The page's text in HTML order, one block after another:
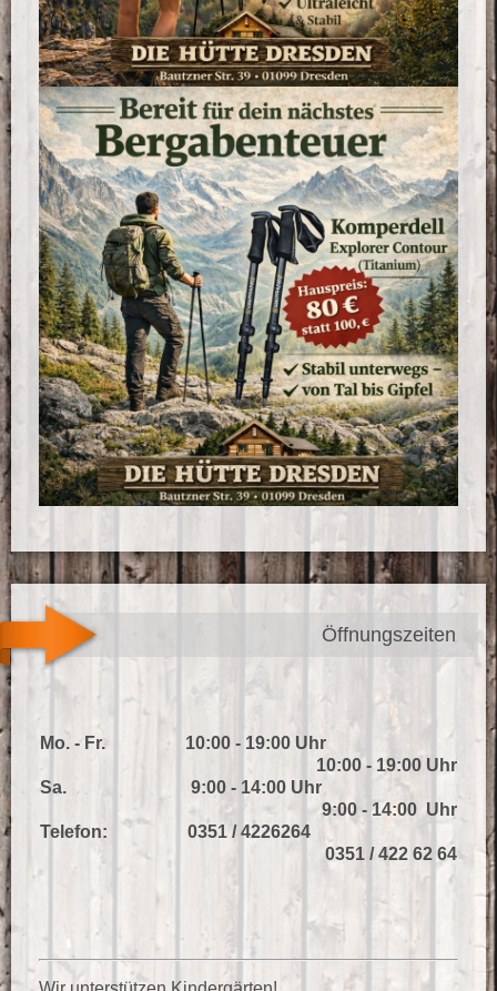
Öffnungszeiten
Mo. - Fr. 10:00 - 19:00 Uhr
10:00 - 19:00 Uhr
Sa. 9:00 - 14:00 Uhr
9:00 - 14:00 Uhr
Telefon: 0351 / 4226264
0351 / 422 62 64